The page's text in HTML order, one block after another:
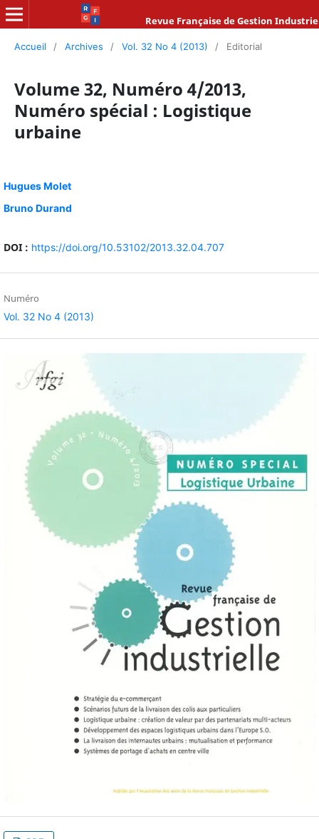
Revue Française de Gestion
Accueil / Archives / Vol. 32 No 4 (2013) / Editorial
Volume 32, Numéro 4/2013,
Numéro spécial : Logistique
urbaine
Hugues Molet
Bruno Durand
DOI : https://doi.org/10.53102/2013.32.04.707
Numéro
Vol. 32 No 4 (2013)